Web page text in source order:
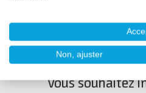
Vous souhaitez
Non, ajuster